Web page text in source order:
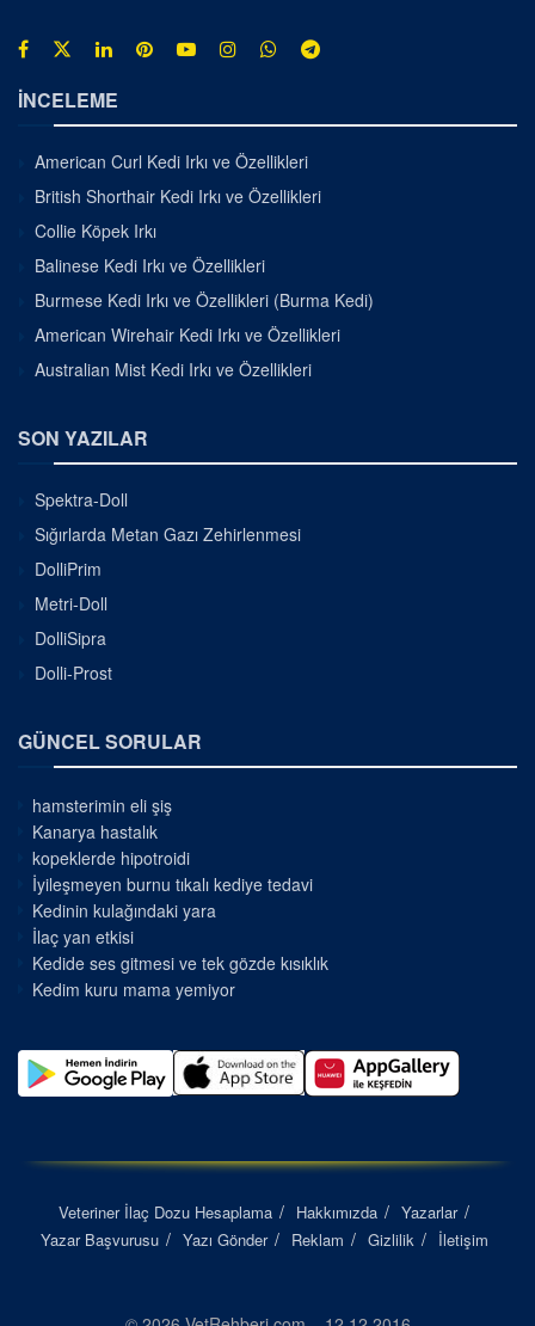
İNCELEME
American Curl Kedi Irkı ve Özellikleri
British Shorthair Kedi Irkı ve Özellikleri
Collie Köpek Irkı
Balinese Kedi Irkı ve Özellikleri
Burmese Kedi Irkı ve Özellikleri (Burma Kedi)
American Wirehair Kedi Irkı ve Özellikleri
Australian Mist Kedi Irkı ve Özellikleri
SON YAZILAR
Spektra-Doll
Sığırlarda Metan Gazı Zehirlenmesi
DolliPrim
Metri-Doll
DolliSipra
Dolli-Prost
GÜNCEL SORULAR
hamsterimin eli şiş
Kanarya hastalık
kopeklerde hipotroidi
İyileşmeyen burnu tıkalı kediye tedavi
Kedinin kulağındaki yara
İlaç yan etkisi
Kedide ses gitmesi ve tek gözde kısıklık
Kedim kuru mama yemiyor
Veteriner İlaç Dozu Hesaplama Hakkımızda
Yazarlar
Yazar Başvurusu
Yazı Gönder Reklam Gizlilik İletişim